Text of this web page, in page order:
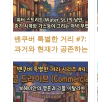
밴쿠버 특별한 거리 #7:
과거와 현재가 공존하는
스트리트의 개스타운
(Gastown)